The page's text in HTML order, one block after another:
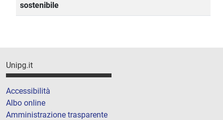
sostenibile
Unipg.it
Accessibilità
Albo online
Amministrazione trasparente